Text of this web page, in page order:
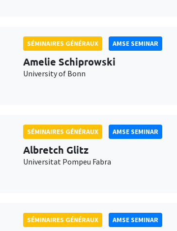
SÉMINAIRES GÉNÉRAUX AMSE SEMINAR
Amelie Schiprowski
University of Bonn
SÉMINAIRES GÉNÉRAUX AMSE SEMINAR
Albretch Glitz
Universitat Pompeu Fabra
SÉMINAIRES GÉNÉRAUX AMSE SEMINAR